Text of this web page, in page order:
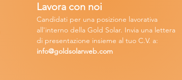
Lavora con noi
Candidati per una posizione lavorativa
all'interno della Gold Solar. Invia una lettera
di presentazione insieme al tuo C.V. a:
info@goldsolarweb.com